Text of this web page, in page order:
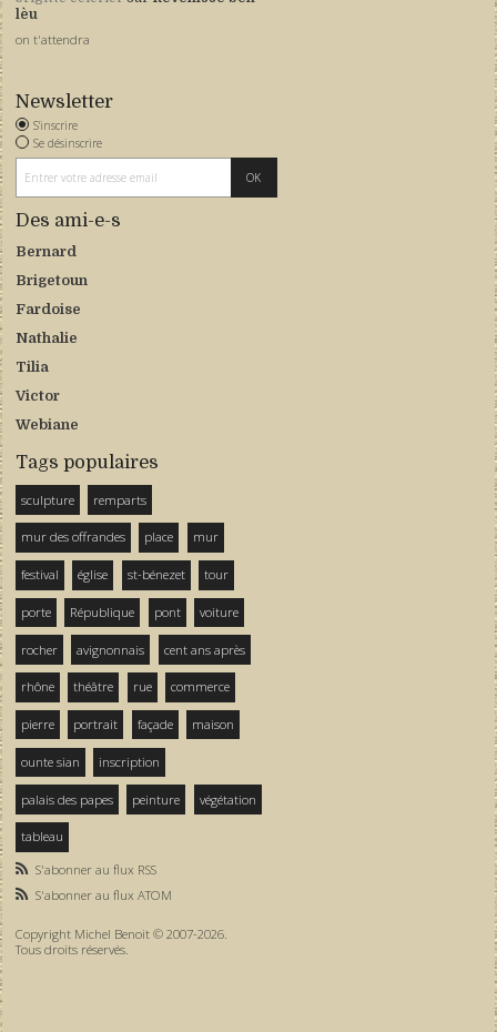
lèu
on t'attendra
Newsletter
S'inscrire
Se désinscrire
Des ami-e-s
Bernard
Brigetoun
Fardoise
Nathalie
Tilia
Victor
Webiane
Tags populaires
sculpture remparts
mur des offrandes place mur
festival église st-bénezet tour
porte République pont voiture
rocher avignonnais cent ans après
rhône théâtre rue commerce
pierre portrait façade maison
ounte sian inscription
palais des papes peinture végétation
tableau
S'abonner au flux RSS
S'abonner au flux ATOM
Copyright Michel Benoit © 2007-2026.
Tous droits réservés.